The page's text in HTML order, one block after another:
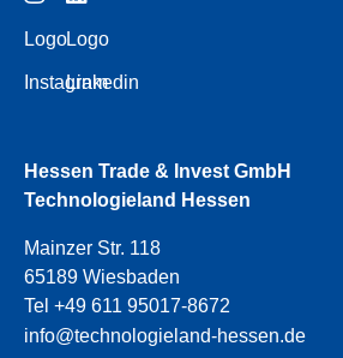
Logo
Instagram
Logo
Linkedin
Hessen Trade & Invest GmbH
Technologieland Hessen
Mainzer Str. 118
65189 Wiesbaden
Tel +49 611 95017-8672
info@technologieland-hessen.de